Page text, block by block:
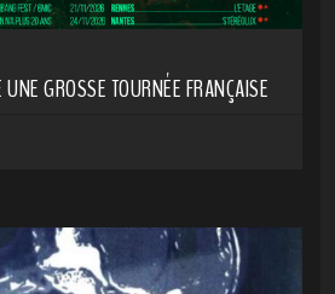
GROSSE TOURNÉE FRANÇAISE